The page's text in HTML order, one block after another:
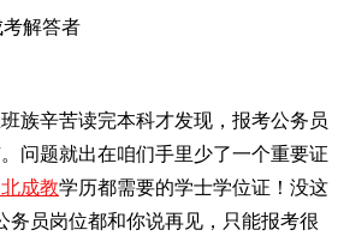
考解答者
族辛苦读完本科才发现，报考公务员
问题就出在咱们手里少了一个重要证
成教学历都需要的学士学位证！没这
务员岗位都和你说再见，只能报考很